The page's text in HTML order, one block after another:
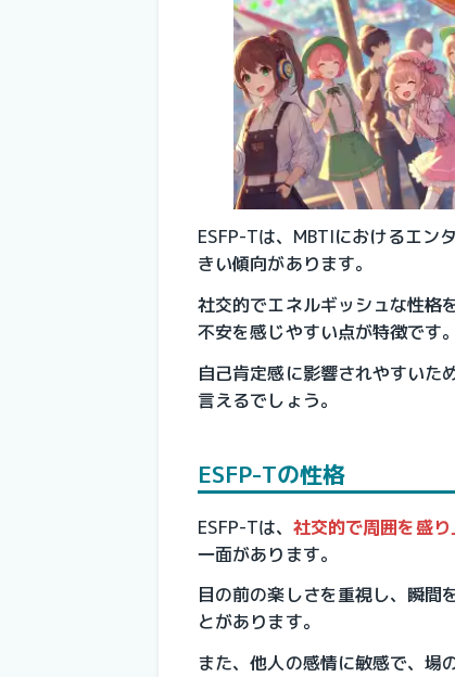
ESFP-Tは、MBTIにおけるエン
きい傾向があります。
社交的でエネルギッシュな性格
不安を感じやすい点が特徴です。
自己肯定感に影響されやすいた
言えるでしょう。
ESFP-Tの性格
ESFP-Tは、 社交的で周囲を盛
一面があります。
目の前の楽しさを重視し、瞬間
とがあります。
また、他人の感情に敏感で、場